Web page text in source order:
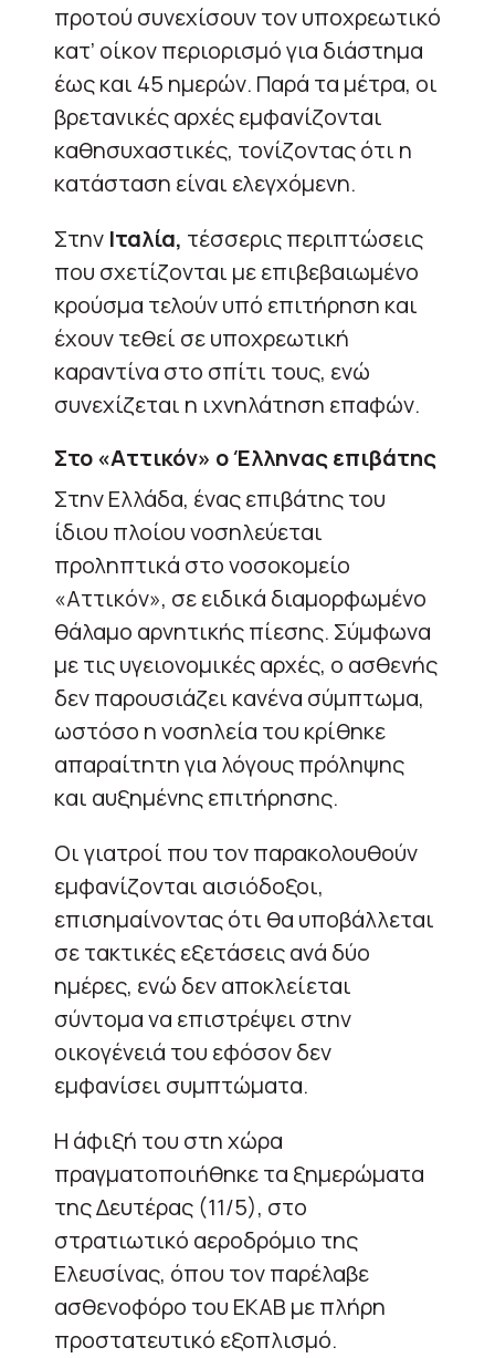
προτού συνεχίσουν τον υποχρεωτικό
κατ’ οίκον περιορισμό για διάστημα
έως και 45 ημερών. Παρά τα μέτρα, οι
βρετανικές αρχές εμφανίζονται
καθησυχαστικές, τονίζοντας ότι η
κατάσταση είναι ελεγχόμενη.
Στην Ιταλία, τέσσερις περιπτώσεις
που σχετίζονται με επιβεβαιωμένο
κρούσμα τελούν υπό επιτήρηση και
έχουν τεθεί σε υποχρεωτική
καραντίνα στο σπίτι τους, ενώ
συνεχίζεται η ιχνηλάτηση επαφών.
Στο «Αττικόν» ο Έλληνας επιβάτης
Στην Ελλάδα, ένας επιβάτης του
ίδιου πλοίου νοσηλεύεται
προληπτικά στο νοσοκομείο
«Αττικόν», σε ειδικά διαμορφωμένο
θάλαμο αρνητικής πίεσης. Σύμφωνα
με τις υγειονομικές αρχές, ο ασθενής
δεν παρουσιάζει κανένα σύμπτωμα,
ωστόσο η νοσηλεία του κρίθηκε
απαραίτητη για λόγους πρόληψης
και αυξημένης επιτήρησης.
Οι γιατροί που τον παρακολουθούν
εμφανίζονται αισιόδοξοι,
επισημαίνοντας ότι θα υποβάλλεται
σε τακτικές εξετάσεις ανά δύο
ημέρες, ενώ δεν αποκλείεται
σύντομα να επιστρέψει στην
οικογένειά του εφόσον δεν
εμφανίσει συμπτώματα.
Η άφιξή του στη χώρα
πραγματοποιήθηκε τα ξημερώματα
της Δευτέρας (11/5), στο
στρατιωτικό αεροδρόμιο της
Ελευσίνας, όπου τον παρέλαβε
ασθενοφόρο του ΕΚΑΒ με πλήρη
προστατευτικό εξοπλισμό.